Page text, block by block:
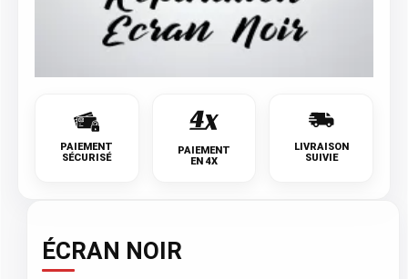
PAIEMENT
SÉCURISÉ
PAIEMENT
EN 4X
LIVRAISON
SUIVIE
ÉCRAN NOIR